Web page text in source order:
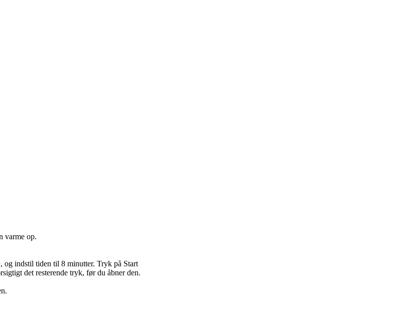
varme op.
indstil tiden til 8 minutter. Tryk på Start
det resterende tryk, før du åbner den.